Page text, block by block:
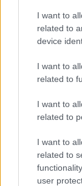
I want to
related to
device
I want to
related to
I want to
related to
I want to
related to
user